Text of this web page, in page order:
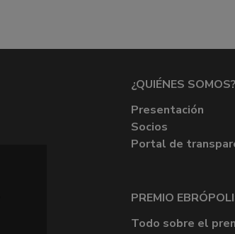
¿QUIÉNES SOMOS?
Presentación
Socios
Portal de
PREMIO
Todo sobre el